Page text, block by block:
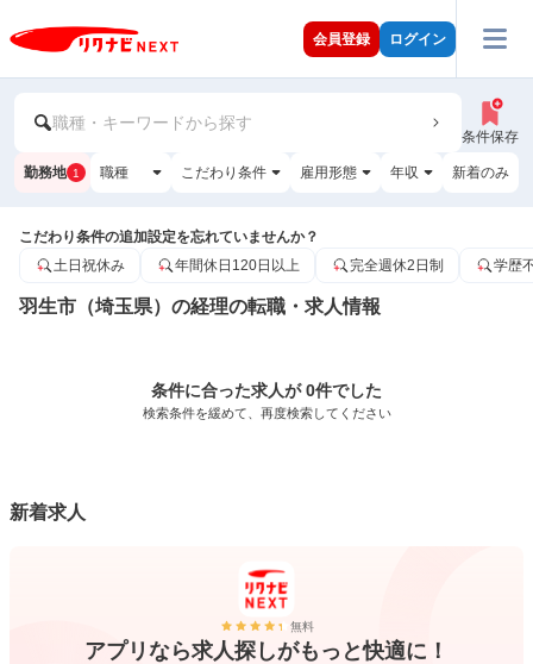
会員登録 ログイン
職種・キーワードから探す
条件保存
勤務地 1 職種 こだわり条件 雇用形態 年収 新着のみ
こだわり条件の追加設定を忘れていませんか？
土日祝休み
年間休日120日以上 完全週休2日制 学歴
羽生市（埼玉県）の経理の転職・求人情報
条件に合った求人が 0件でした
検索条件を緩めて、再度検索してください
新着求人
無料
アプリなら求人探しがもっと快適に！